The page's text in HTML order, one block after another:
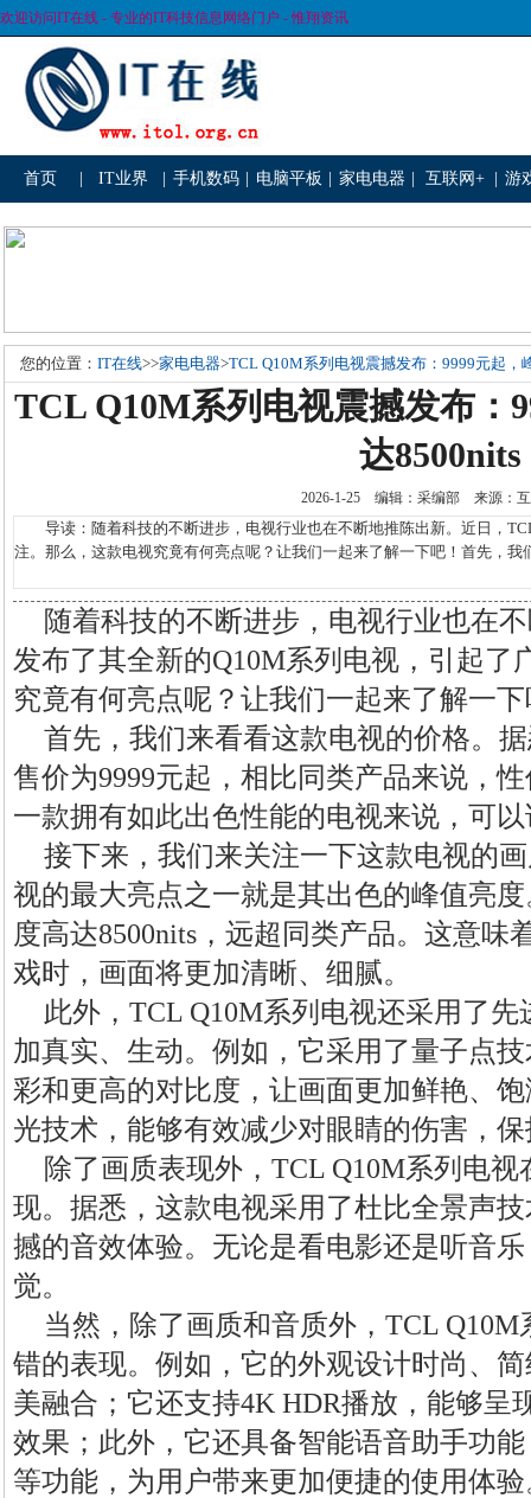
欢迎访问IT在线 - 专业的IT科技信息网络门户 - 惟翔资讯
首页 IT业界 手机数码 电脑平板 家电电器 互联网+ 游
您的位置： IT在线>>家电电器>TCL Q10M系列电视震撼发布：9999元起，
TCL Q10M系列电视震撼发布：
达8500nits
2026-1-25 编辑：采编部 来源：
导读：随着科技的不断进步，电视行业也在不断地推陈出新。近日，
注。那么，这款电视究竟有何亮点呢？让我们一起来了解一下吧！首先，我
随着科技的不断进步，电视行业也在
发布了其全新的Q10M系列电视，引起了
究竟有何亮点呢？让我们一起来了解一
首先，我们来看看这款电视的价格。
售价为9999元起，相比同类产品来说，
一款拥有如此出色性能的电视来说，可
接下来，我们来关注一下这款电视的
视的最大亮点之一就是其出色的峰值亮
度高达8500nits，远超同类产品。这意味
戏时，画面将更加清晰、细腻。
此外，TCL Q10M系列电视还采用了
加真实、生动。例如，它采用了量子点
彩和更高的对比度，让画面更加鲜艳、
光技术，能够有效减少对眼睛的伤害，
除了画质表现外，TCL Q10M系列电
现。据悉，这款电视采用了杜比全景声
撼的音效体验。无论是看电影还是听音
觉。
当然，除了画质和音质外，TCL
错的表现。例如，它的外观设计时尚、
美融合；它还支持4K HDR播放，能够呈
效果；此外，它还具备智能语音助手功
等功能，为用户带来更加便捷的使用体验